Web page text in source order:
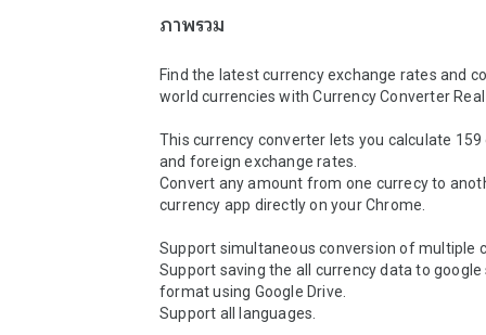
ภาพรวม
Find the latest currency exchange rates and
world currencies with Currency Converter
This currency converter lets you calculate 159
and foreign exchange rates.
Convert any amount from one currecy to
currency app directly on your Chrome.
Support simultaneous conversion of multiple
Support saving the all currency data to
format using Google Drive.
Support all languages.